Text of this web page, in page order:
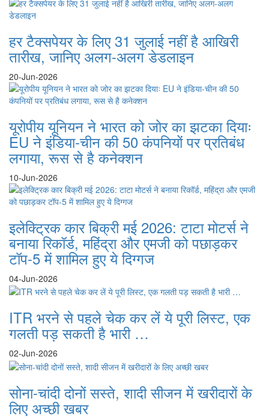
हर टैक्सपेयर के लिए 31 जुलाई नहीं है आखिरी
तारीख, जानिए अलग-अलग डेडलाइन
20-Jun-2026
यूरोपीय यूनियन ने भारत को जोर का झटका दियाः
EU ने इंडिया-चीन की 50 कंपनियों पर प्रतिबंध
लगाया, रूस से है कनेक्शन
10-Jun-2026
इलेक्ट्रिक कार बिक्री मई 2026: टाटा मोटर्स ने
बनाया रिकॉर्ड, महिंद्रा और एमजी को पछाड़कर
टॉप-5 में शामिल हुए ये दिग्गज
04-Jun-2026
ITR भरने से पहले चेक कर लें ये पूरी लिस्ट, एक
गलती पड़ सकती है भारी …
02-Jun-2026
सोना-चांदी दोनों सस्ते, शादी सीजन में खरीदारों के
लिए अच्छी खबर